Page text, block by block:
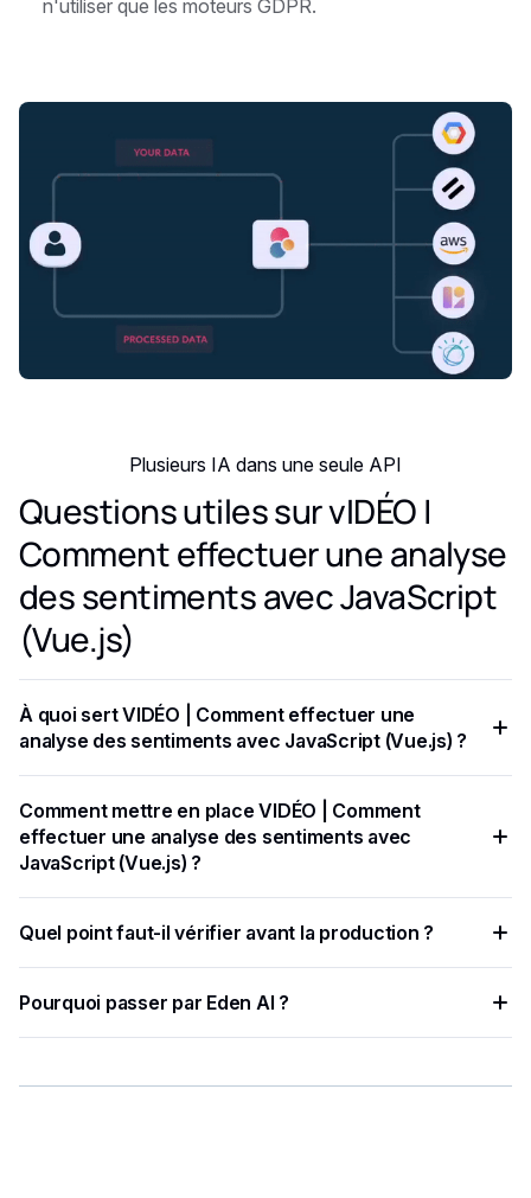
n'utiliser que les moteurs GDPR.
Plusieurs IA dans une seule API
Questions utiles sur vIDÉO |
Comment effectuer une analyse
des sentiments avec JavaScript
(Vue.js)
À quoi sert VIDÉO | Comment effectuer une
analyse des sentiments avec JavaScript (Vue.js) ?
des sentiments est une technique de NLP (traitement du
langage naturel) qui détecte les sentiments positifs, négatifs
ou neutres dans le texte.
Comment mettre en place VIDÉO | Comment
effectuer une analyse des sentiments avec
JavaScript (Vue.js) ?
JavaScript depuis l'API d'analyse des sentiments d'Eden AI
et le coller directement dans votre fonction.
Quel point faut-il vérifier avant la production ?
des sentiments avec JavaScript n'a jamais été aussi simple !
Pourquoi passer par Eden AI ?
tests et limite les intégrations à maintenir.